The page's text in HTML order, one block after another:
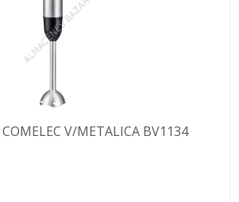
V/METALICA BV1134